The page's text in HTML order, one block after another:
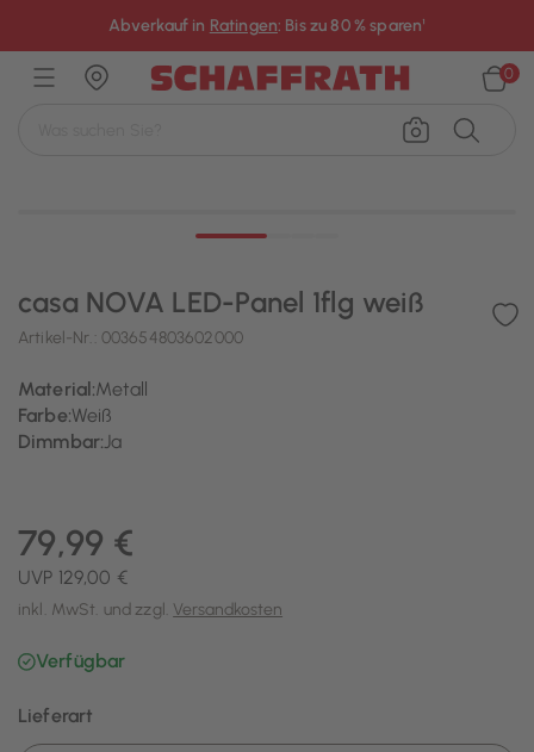
Abverkauf in Ratingen: Bis zu 80 % sparen¹
0
casa NOVA LED-Panel 1flg weiß
Artikel-Nr.: 003654803602000
Material:Metall
Farbe:Weiß
Dimmbar:Ja
79,99 €
UVP 129,00 €
inkl. MwSt. und zzgl. Versandkosten
Verfügbar
Lieferart